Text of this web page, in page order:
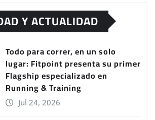
Y ACTUALIDAD
Todo para correr, en un solo
lugar: Fitpoint presenta su primer
Flagship especializado en
Running & Training
Jul 24, 2026